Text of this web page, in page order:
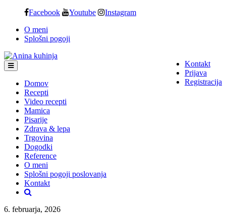
content
Facebook Youtube Instagram
O meni
Splošni pogoji
Kontakt
Prijava
Registracija
Domov
Recepti
Video recepti
Mamica
Pisarije
Zdrava & lepa
Trgovina
Dogodki
Reference
O meni
Splošni pogoji poslovanja
Kontakt
6. februarja, 2026